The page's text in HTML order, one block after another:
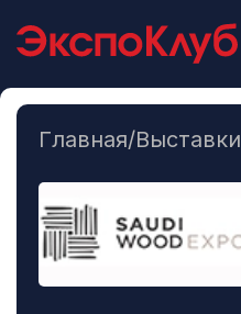
Главная/Выставки